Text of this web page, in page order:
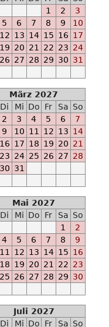
1
2
3
5 6 7 8 9
10
12 13 14 15 16 17
19 20 21 22 23 24
26 27 28 29 30 31
März 2027
Di Mi Do Fr Sa So
2 3 4 5 6
7
9 10 11 12 13 14
16 17 18 19 20 21
23 24 25 26 27 28
30 31
Mai 2027
Di Mi Do Fr Sa So
1
2
4 5 6 7 8
9
11 12 13 14 15 16
18 19 20 21 22 23
25 26 27 28 29 30
Juli 2027
Di Mi Do Fr Sa So